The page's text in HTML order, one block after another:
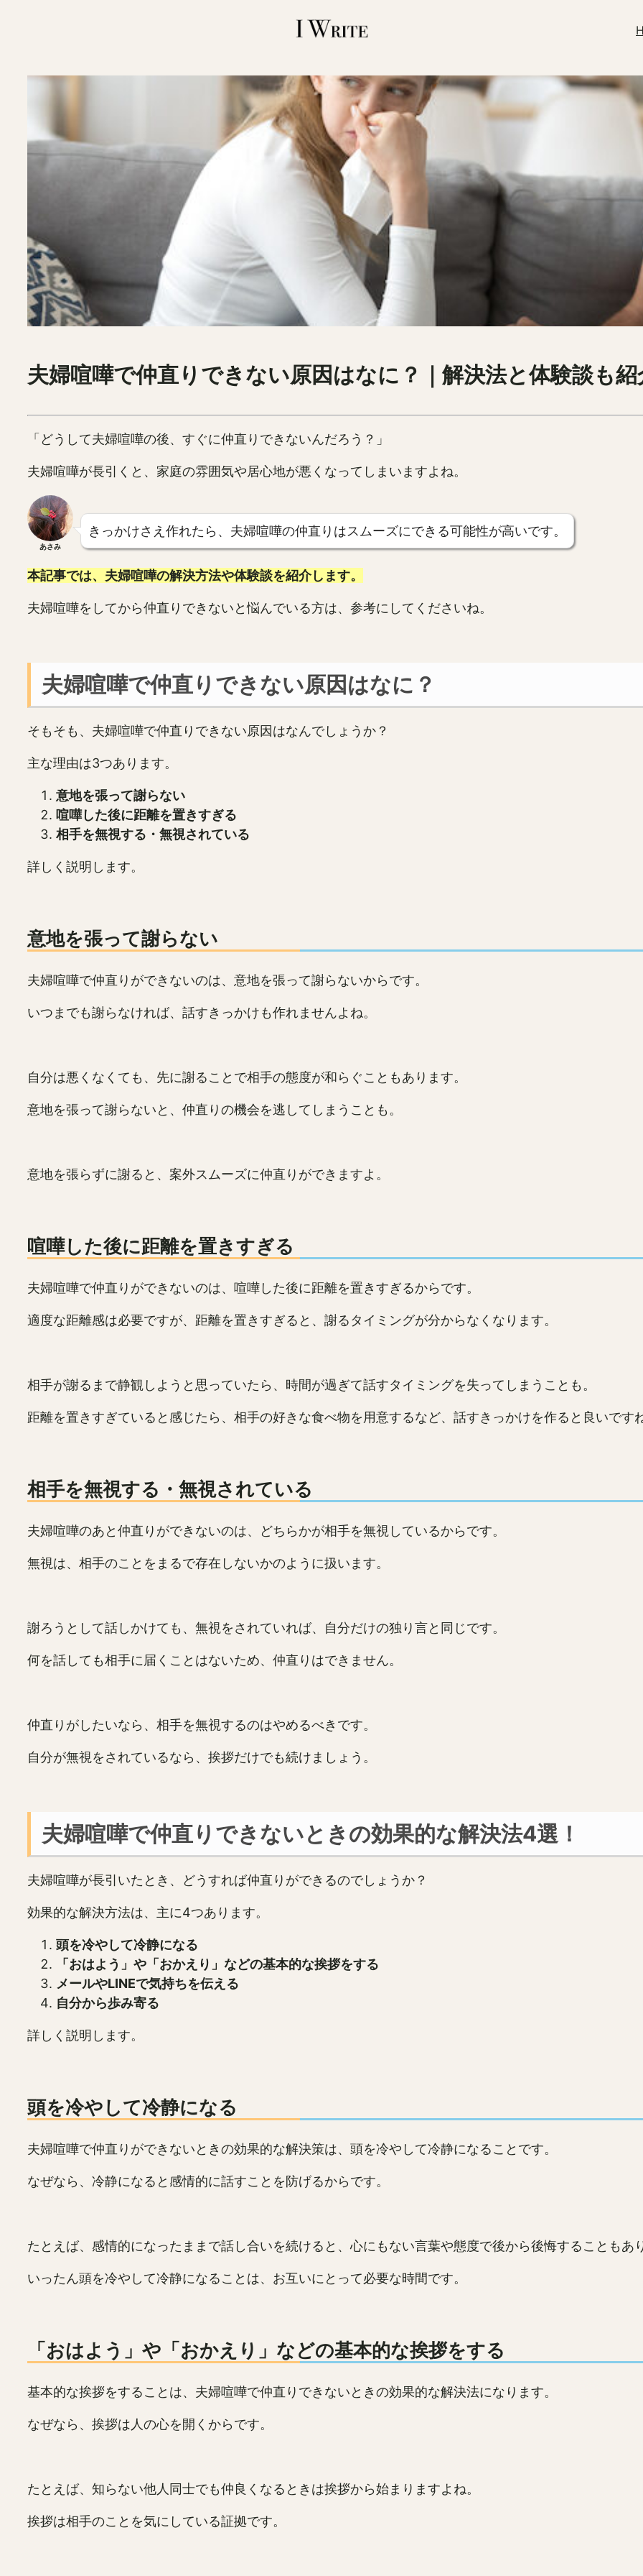
夫婦喧嘩で仲直りできない原因はなに？｜解決法と体験談も
「どうして夫婦喧嘩の後、すぐに仲直りできないんだろう？」
夫婦喧嘩が長引くと、家庭の雰囲気や居心地が悪くなってしまいますよね。
あさみ
きっかけさえ作れたら、夫婦喧嘩の仲直りはスムーズにできる可能性が高いです。
本記事では、夫婦喧嘩の解決方法や体験談を紹介します。
夫婦喧嘩をしてから仲直りできないと悩んでいる方は、参考にしてくださいね。
夫婦喧嘩で仲直りできない原因はなに？
そもそも、夫婦喧嘩で仲直りできない原因はなんでしょうか？
主な理由は3つあります。
意地を張って謝らない
喧嘩した後に距離を置きすぎる
相手を無視する・無視されている
詳しく説明します。
意地を張って謝らない
夫婦喧嘩で仲直りができないのは、意地を張って謝らないからです。
いつまでも謝らなければ、話すきっかけも作れませんよね。
自分は悪くなくても、先に謝ることで相手の態度が和らぐこともあります。
意地を張って謝らないと、仲直りの機会を逃してしまうことも。
意地を張らずに謝ると、案外スムーズに仲直りができますよ。
喧嘩した後に距離を置きすぎる
夫婦喧嘩で仲直りができないのは、喧嘩した後に距離を置きすぎるからです。
適度な距離感は必要ですが、距離を置きすぎると、謝るタイミングが分からなくなります。
相手が謝るまで静観しようと思っていたら、時間が過ぎて話すタイミングを失ってしまうことも。
距離を置きすぎていると感じたら、相手の好きな食べ物を用意するなど、話すきっかけを作ると良いです
相手を無視する・無視されている
夫婦喧嘩のあと仲直りができないのは、どちらかが相手を無視しているからです。
無視は、相手のことをまるで存在しないかのように扱います。
謝ろうとして話しかけても、無視をされていれば、自分だけの独り言と同じです。
何を話しても相手に届くことはないため、仲直りはできません。
仲直りがしたいなら、相手を無視するのはやめるべきです。
自分が無視をされているなら、挨拶だけでも続けましょう。
夫婦喧嘩で仲直りできないときの効果的な解決法4選！
夫婦喧嘩が長引いたとき、どうすれば仲直りができるのでしょうか？
効果的な解決方法は、主に4つあります。
頭を冷やして冷静になる
「おはよう」や「おかえり」などの基本的な挨拶をする
メールやLINEで気持ちを伝える
自分から歩み寄る
詳しく説明します。
頭を冷やして冷静になる
夫婦喧嘩で仲直りができないときの効果的な解決策は、頭を冷やして冷静になることです。
なぜなら、冷静になると感情的に話すことを防げるからです。
たとえば、感情的になったままで話し合いを続けると、心にもない言葉や態度で後から後悔することもあ
いったん頭を冷やして冷静になることは、お互いにとって必要な時間です。
「おはよう」や「おかえり」などの基本的な挨拶をする
基本的な挨拶をすることは、夫婦喧嘩で仲直りできないときの効果的な解決法になります。
なぜなら、挨拶は人の心を開くからです。
たとえば、知らない他人同士でも仲良くなるときは挨拶から始まりますよね。
挨拶は相手のことを気にしている証拠です。